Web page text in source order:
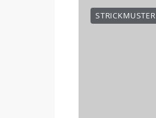
STRICKMUSTER